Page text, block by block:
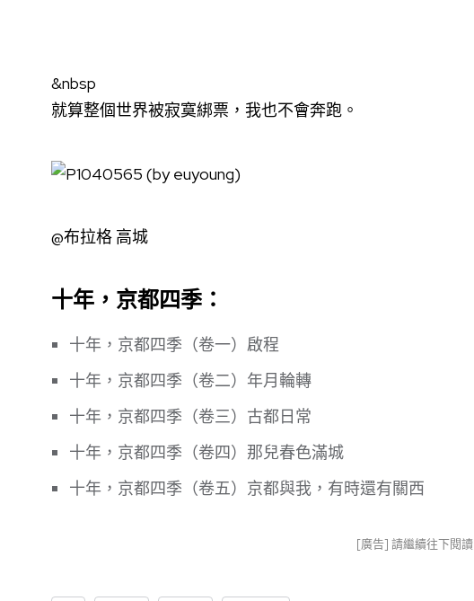
&nbsp
就算整個世界被寂寞綁票，我也不會奔跑。
@布拉格 高城
十年，京都四季：
十年，京都四季（卷一）啟程
十年，京都四季（卷二）年月輪轉
十年，京都四季（卷三）古都日常
十年，京都四季（卷四）那兒春色滿城
十年，京都四季（卷五）京都與我，有時還有關西
[廣告] 請繼續往下閱讀